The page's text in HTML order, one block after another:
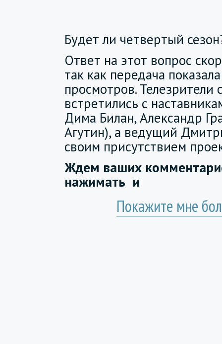
Будет ли четвертый
Ответ на этот вопрос
так как передача
просмотров. Телезрители
встретились с
Дима Билан, Александр
Агутин), а ведущий
своим присутствием
Ждем ваших
нажимать и
Покажите мне